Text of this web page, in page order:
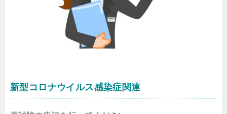
新型コロナウイルス感染症関連